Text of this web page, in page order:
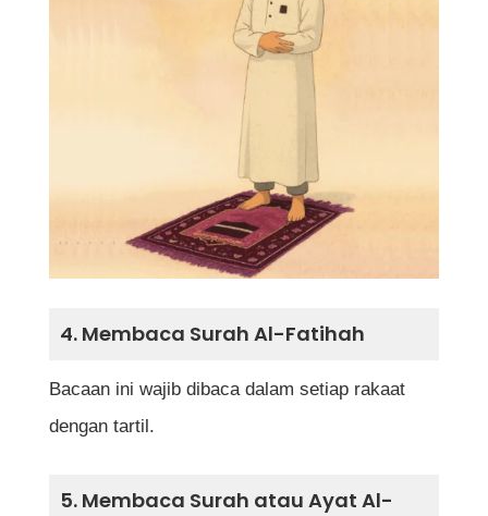
4. Membaca Surah Al-Fatihah
Bacaan ini wajib dibaca dalam setiap rakaat
dengan tartil.
5. Membaca Surah atau Ayat Al-